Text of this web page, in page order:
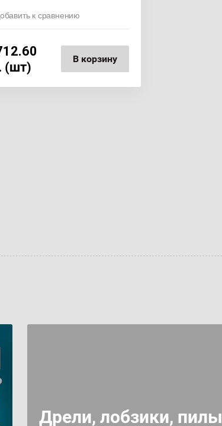
к сравнению
(шт)
В корзину
Дрели, лобзики, пилы